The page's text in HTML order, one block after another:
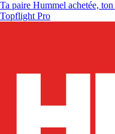
Ta paire Hummel achetée, ton
Topflight Pro